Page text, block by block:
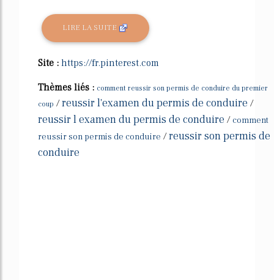
LIRE LA SUITE
Site : https://fr.pinterest.com
Thèmes liés : comment reussir son permis de conduire du premier
coup /reussir l'examen du permis de conduire /
reussir l examen du permis de conduire / comment
reussir son permis de conduire /reussir son permis de
conduire